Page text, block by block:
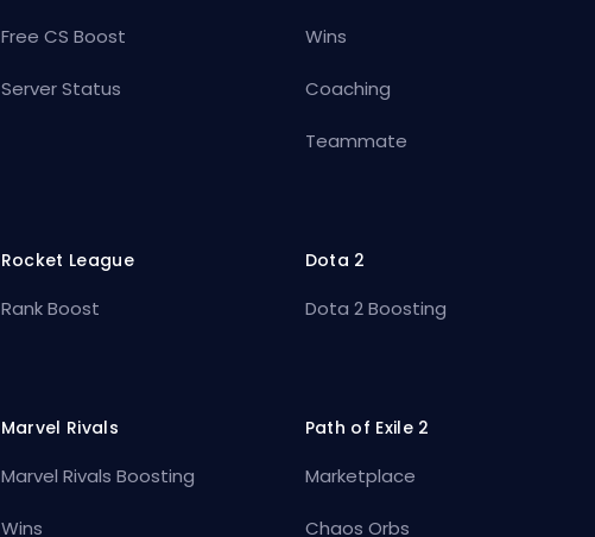
Free CS Boost
Server Status
Wins
Coaching
Teammate
Rocket League
Rank Boost
Dota 2
Dota 2 Boosting
Marvel Rivals
Marvel Rivals Boosting
Wins
Path of Exile 2
Marketplace
Chaos Orbs